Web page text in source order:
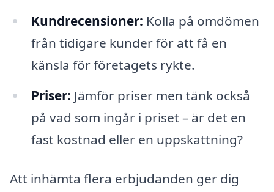
Kundrecensioner: Kolla på omdömen
från tidigare kunder för att få en
känsla för företagets rykte.
Priser: Jämför priser men tänk också
på vad som ingår i priset – är det en
fast kostnad eller en uppskattning?
Att inhämta flera erbjudanden ger dig